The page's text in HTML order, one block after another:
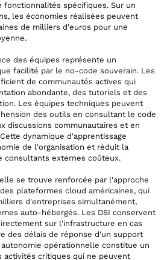
spécifiques. Sur un
les économies réalisées peuvent
de milliers d'euros pour une
des équipes représente un
facilité par le no-code souverain. Les
de communautés actives qui
abondante, des tutoriels et des
Les équipes techniques peuvent
des outils en consultant le code
discussions communautaires et en
dynamique d'apprentissage
de l'organisation et réduit la
consultants externes coûteux.
se trouve renforcée par l'approche
plateformes cloud américaines, qui
d'entreprises simultanément,
auto-hébergés. Les DSI conservent
sur l'infrastructure en cas
des délais de réponse d'un support
opérationnelle constitue un
activités critiques qui ne peuvent